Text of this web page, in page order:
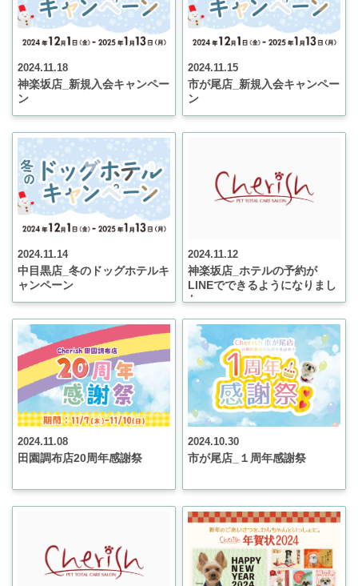
2024.11.18
神楽坂店_新規入会キャンペー
ン
2024.11.15
市が尾店_新規入会キャンペー
ン
2024.11.14
中目黒店_冬のドッグホテルキ
ャンペーン
2024.11.12
神楽坂店_ホテルの予約が
LINEでできるようになりまし
た
2024.11.08
田園調布店20周年感謝祭
2024.10.30
市が尾店_１周年感謝祭